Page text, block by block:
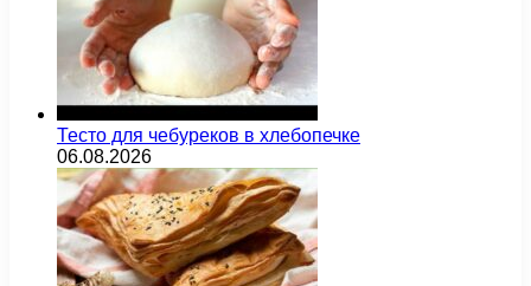
Тесто для чебуреков в хлебопечке
06.08.2026